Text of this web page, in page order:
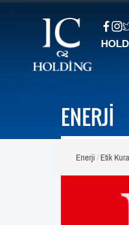
ENERJİ
Enerji Etik